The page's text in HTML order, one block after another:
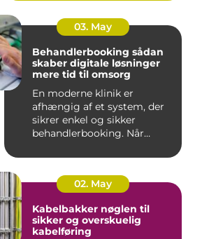
03. May
Behandlerbooking sådan
skaber digitale løsninger
mere tid til omsorg
En moderne klinik er
afhængig af et system, der
sikrer enkel og sikker
behandlerbooking. Når
02. May
Kabelbakker nøglen til
sikker og overskuelig
kabelføring